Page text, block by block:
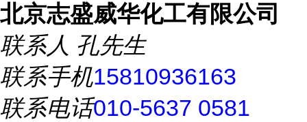
北京志盛威华化工有限公司
联系人 孔先生
联系手机15810936163
联系电话010-5637 0581